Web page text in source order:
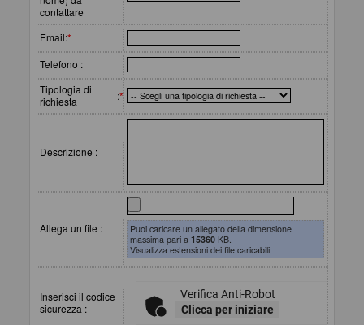
contattare
Email:*
Telefono :
Tipologia di
richiesta
:*
Descrizione :
Allega un file :
Puoi caricare un allegato della dimensione
massima pari a15360 KB.
Visualizza estensioni dei file caricabili
Inserisci il codice
sicurezza :
Verifica Anti-Robot
Clicca per iniziare